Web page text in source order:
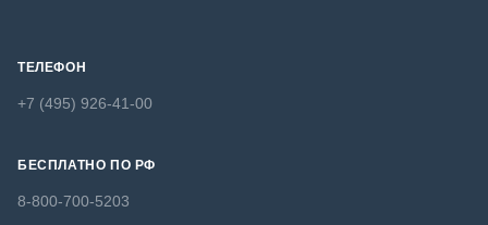
ТЕЛЕФОН
+7 (495) 926-41-00
БЕСПЛАТНО ПО РФ
8-800-700-5203